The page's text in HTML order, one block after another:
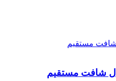
شافت مستقیم